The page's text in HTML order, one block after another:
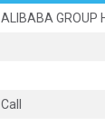
ALIBABA GROUP
Call